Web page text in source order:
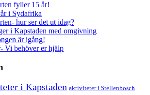
fyller 15 år!
i Sydafrika
hur ser det ut idag?
i Kapstaden med omgivning
är igång!
Vi behöver er hjälp
i Kapstaden aktiviteter i Stellenbosch